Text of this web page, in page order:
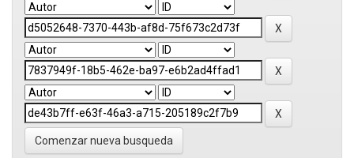
Comenzar nueva busqueda